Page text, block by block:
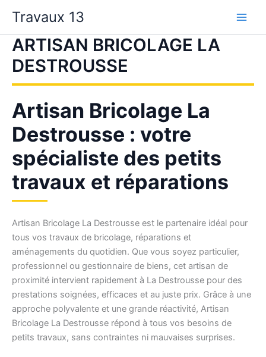
contenu
Travaux 13
ARTISAN BRICOLAGE LA
DESTROUSSE
Artisan Bricolage La
Destrousse : votre
spécialiste des petits
travaux et réparations
Artisan Bricolage La Destrousse est le partenaire idéal pour
tous vos travaux de bricolage, réparations et
aménagements du quotidien. Que vous soyez particulier,
professionnel ou gestionnaire de biens, cet artisan de
proximité intervient rapidement à La Destrousse pour des
prestations soignées, efficaces et au juste prix. Grâce à une
approche polyvalente et une grande réactivité, Artisan
Bricolage La Destrousse répond à tous vos besoins de
petits travaux, sans contraintes ni mauvaises surprises.